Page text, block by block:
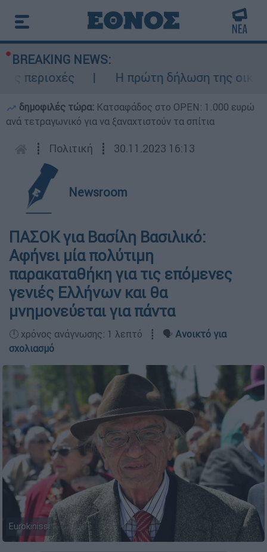
BREAKING NEWS:
Η πρώτη δήλωση της
δημοφιλές τώρα: Κατσαφάδος στο OPEN: 1.000 ευρώ
ανά τετραγωνικό για να ξαναχτιστούν τα σπίτια
┋ Πολιτική ┋ 30.11.2023 16:13
Newsroom
ΠΑΣΟΚ για Βασίλη Βασιλικό:
Αφήνει μία πολύτιμη
παρακαταθήκη για τις επόμενες
γενιές Ελλήνων και θα
μνημονεύεται για πάντα
🕛 χρόνος ανάγνωσης: 1 λεπτό ┋ 🗣️ Ανοικτό για
σχολιασμό
Eurokinissi